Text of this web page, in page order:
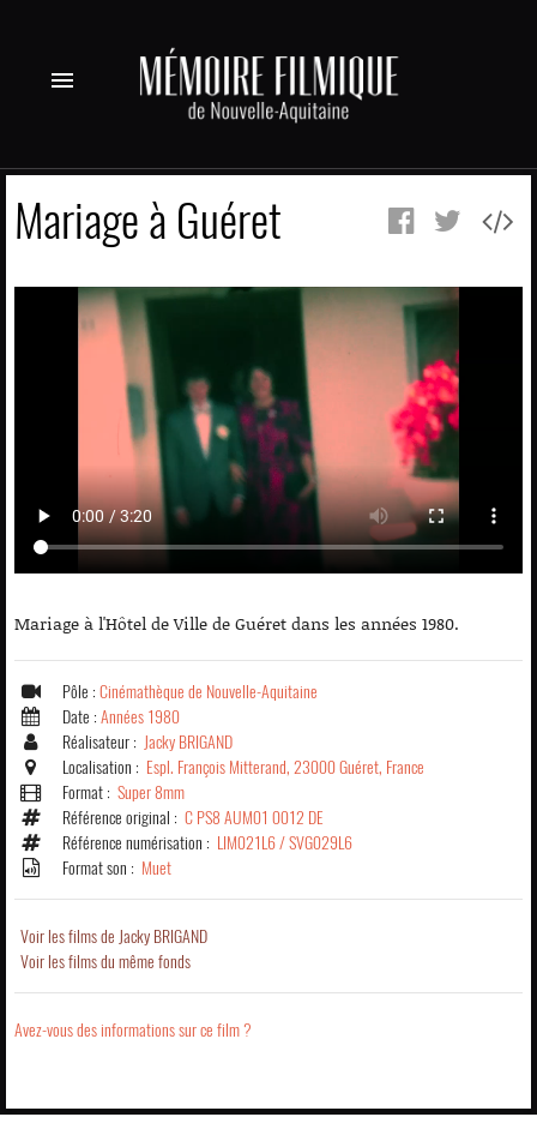
menu
Mariage à Guéret
Mariage à l'Hôtel de Ville de Guéret dans les années 1980.
Pôle : Cinémathèque de Nouvelle-Aquitaine
Date : Années 1980
Réalisateur : Jacky BRIGAND
Localisation : Espl. François Mitterand, 23000 Guéret, France
Format : Super 8mm
Référence original : C PS8 AUM01 0012 DE
Référence numérisation : LIM021L6 / SVG029L6
Format son : Muet
Voir les films de Jacky BRIGAND
Voir les films du même fonds
Avez-vous des informations sur ce film ?